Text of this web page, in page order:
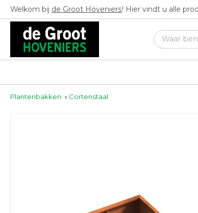
Welkom bij de Groot Hoveniers! Hier vindt u alle
Plantenbakken » Cortenstaal